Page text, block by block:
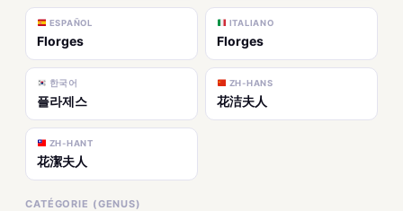
ESPAÑOL
Florges
ITALIANO
Florges
한국어
플라제스
ZH-HANS
花洁夫人
ZH-HANT
花潔夫人
CATÉGORIE (GENUS)